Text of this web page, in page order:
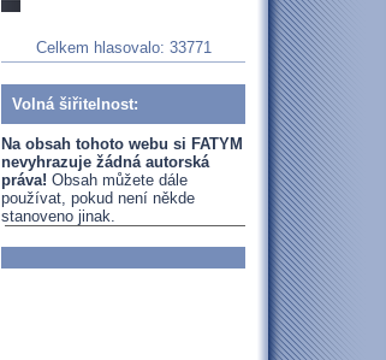
Celkem hlasovalo: 33771
Volná šiřitelnost:
Na obsah tohoto webu si FATYM
nevyhrazuje žádná autorská
práva! Obsah můžete dále
používat, pokud není někde
stanoveno jinak.